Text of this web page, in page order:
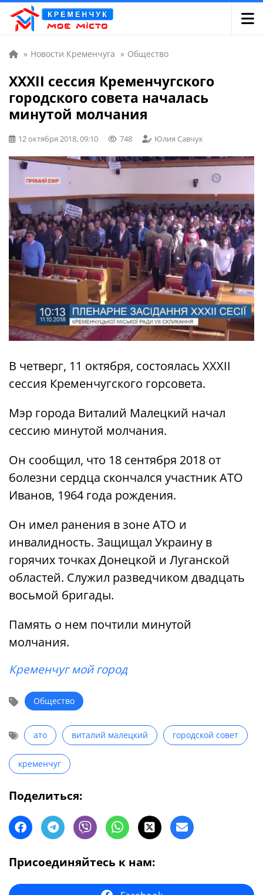
» Новости Кременчуга » Общество
XXXII сессия Кременчугского
городского совета началась
минутой молчания
12 октября 2018, 09:10 748 Юлия Савчук
В четверг, 11 октября, состоялась XXXII
сессия Кременчугского горсовета.
Мэр города Виталий Малецкий начал
сессию минутой молчания.
Он сообщил, что 18 сентября 2018 от
болезни сердца скончался участник АТО
Иванов, 1964 года рождения.
Он имел ранения в зоне АТО и
инвалидность. Защищал Украину в
горячих точках Донецкой и Луганской
областей. Служил разведчиком двадцать
восьмой бригады.
Память о нем почтили минутой
молчания.
Кременчуг мой город
Общество
ато виталий малецкий городской совет
кременчуг
Поделиться:
Присоединяйтесь к нам: